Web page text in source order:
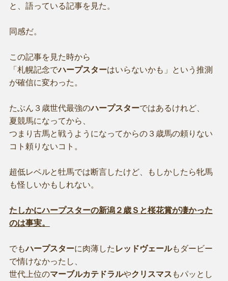
と、語っている記事を見た。
同感だ。
この記事を見た時から
「札幌記念でハープスターはいらないかも」という推測
が確信に変わった。
たぶん３歳世代最強のハープスターではあるけれど、
夏競馬になってから、
つまり古馬と戦うようになってからの３歳馬の頼りない
コト頼りないコト。
超低レベルと牡馬では断言したけど、もしかしたら牝馬
も怪しいかもしれない。
たしかにハープスターの新潟２歳Ｓと桜花賞が凄かった
のは事実。
でもハープスターに肉薄した レッドヴェールもダービー
で情けなかったし、
世代上位のマーブルカテドラルやクリスマス もパッとし